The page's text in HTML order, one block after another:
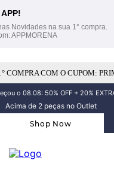
Novidades na sua 1° compra.
APPMORENA
COMPRA COM O CUPOM:
o 08.08: 50% OFF + 20%
Acima de 2 peças no Outlet
Shop Now